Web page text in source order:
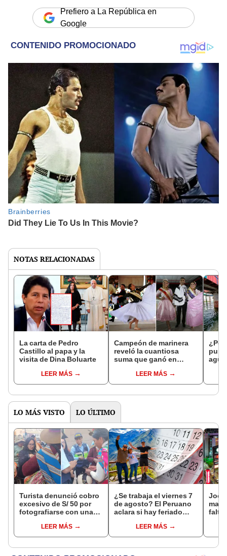
Prefiero a La República en
Google
NOTAS RELACIONADAS
La carta de Pedro
Castillo al papa y la
visita de Dina Boluarte
LEER MÁS
Campeón de marinera
reveló la cuantiosa
suma que ganó en
Cajamarca hace 15 años
LEER MÁS
¿Por
LO MÁS VISTO LO ÚLTIMO
Turista denunció cobro
excesivo de S/ 50 por
fotografiarse con una
Serenazgo recuperó el
dinero
LEER MÁS
¿Se trabaja el viernes 7
de agosto? El Peruano
aclara si hay feriado
del 6 de agosto
LEER MÁS
falta